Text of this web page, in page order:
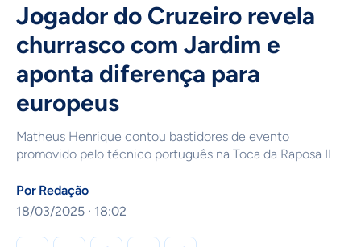
Jogador do Cruzeiro revela
churrasco com Jardim e
aponta diferença para
europeus
Matheus Henrique contou bastidores de evento
promovido pelo técnico português na Toca da Raposa II
Por Redação
18/03/2025 · 18:02